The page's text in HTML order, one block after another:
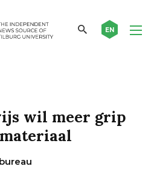
EN
wil meer grip